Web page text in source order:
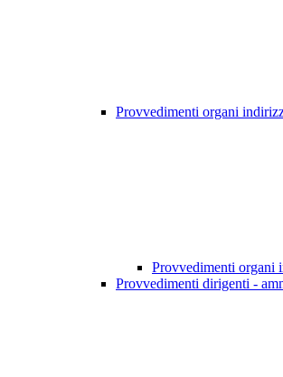
Provvedimenti organi
Provvedimenti organi
Provvedimenti dirigenti -